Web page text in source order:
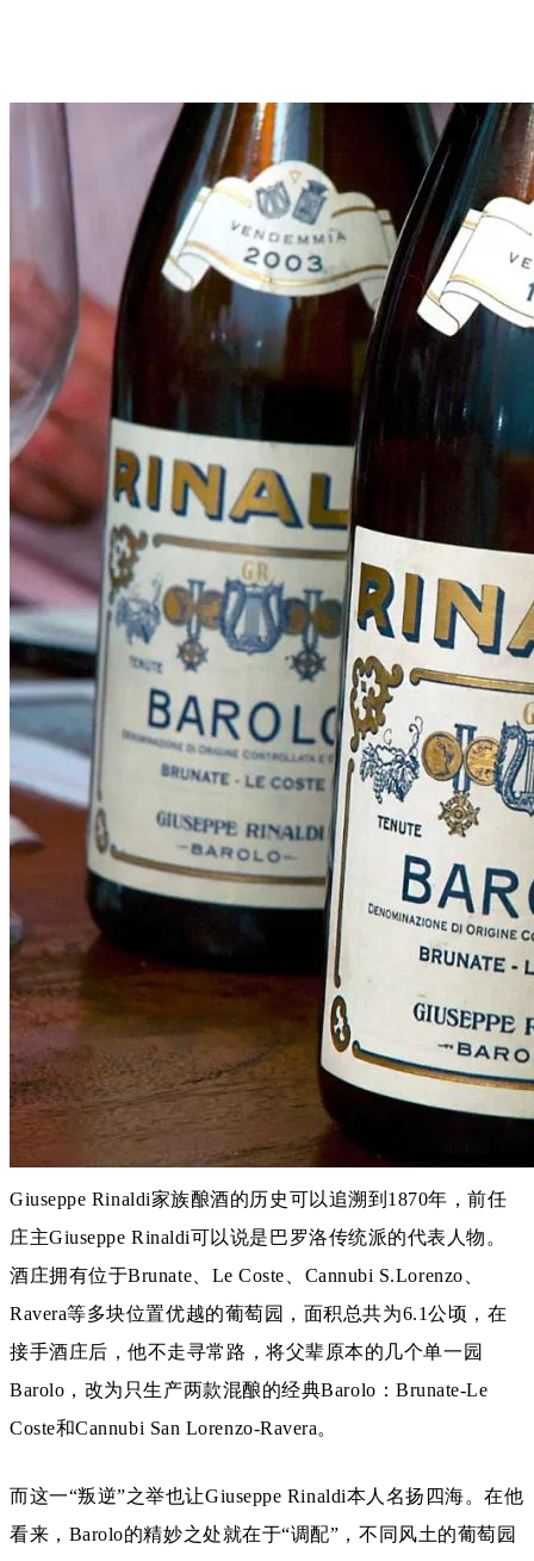
Giuseppe Rinaldi家族酿酒的历史可以追溯到1870年，前任
庄主Giuseppe Rinaldi可以说是巴罗洛传统派的代表人物。
酒庄拥有位于Brunate、Le Coste、Cannubi S.Lorenzo、
Ravera等多块位置优越的葡萄园，面积总共为6.1公顷，在
接手酒庄后，他不走寻常路，将父辈原本的几个单一园
Barolo，改为只生产两款混酿的经典Barolo：Brunate-Le
Coste和Cannubi San Lorenzo-Ravera。
而这一“叛逆”之举也让Giuseppe Rinaldi本人名扬四海。在他
看来，Barolo的精妙之处就在于“调配”，不同风土的葡萄园